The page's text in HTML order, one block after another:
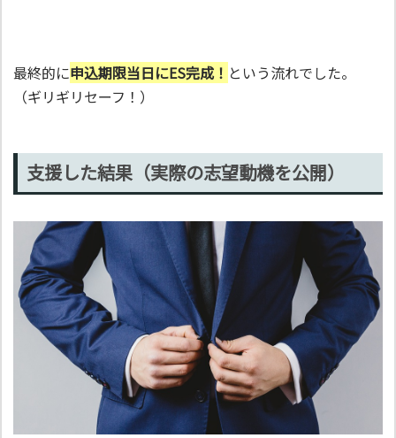
最終的に申込期限当日にES完成！ という流れでした。
（ギリギリセーフ！）
支援した結果（実際の志望動機を公開）